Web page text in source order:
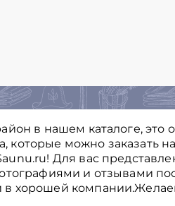
в нашем каталоге, это
которые можно заказать
Для вас
и отзывами
хорошей